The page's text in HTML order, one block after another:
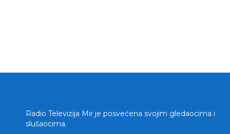
Radio Televizija Mir je posvećena svojim gledaocima i
slušaocima.